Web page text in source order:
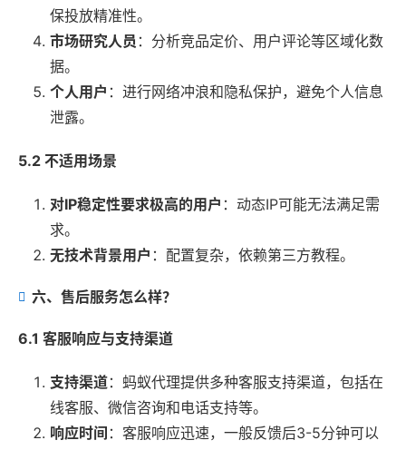
保投放精准性。
市场研究人员 ：分析竞品定价、用户评论等区域化数
据。
个人用户 ：进行网络冲浪和隐私保护，避免个人信息
泄露。
5.2 不适用场景
对IP稳定性要求极高的用户 ：动态IP可能无法满足需
求。
无技术背景用户 ：配置复杂，依赖第三方教程。
六、售后服务怎么样？
6.1 客服响应与支持渠道
支持渠道：蚂蚁代理提供多种客服支持渠道，包括在
线客服、微信咨询和电话支持等。
响应时间 ：客服响应迅速，一般反馈后3-5分钟可以